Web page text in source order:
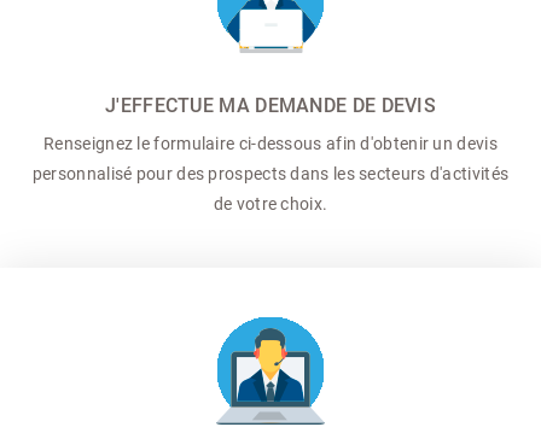
J'EFFECTUE MA DEMANDE DE DEVIS
Renseignez le formulaire ci-dessous afin d'obtenir un devis
personnalisé pour des prospects dans les secteurs d'activités
de votre choix.